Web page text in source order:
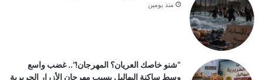
منذ يومين
“شنو خاصك العريان؟ المهرجان!”.. غضب واسع
وسط ساكنة البهاليل بسبب مهرجان الأزرار الحريرية